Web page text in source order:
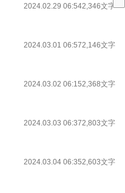
2024.02.29 06:542,346文字
2024.03.01 06:572,146文字
2024.03.02 06:152,368文字
2024.03.03 06:372,803文字
2024.03.04 06:352,603文字